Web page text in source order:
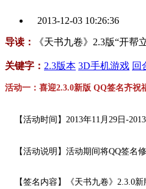
2013-12-03 10:26:36
导读： 《天书九卷》2.3版“开
关键字： 2.3版本 3D手机游戏 回
活动一：喜迎2.3.0新版 QQ签名齐祝
【活动时间】2013年11月29日-2013
【活动说明】活动期间将QQ签名修
【签名内容】《天书九卷》2.3.0新